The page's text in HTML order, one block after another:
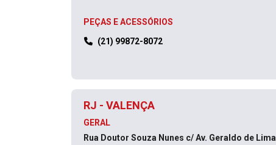
PEÇAS E ACESSÓRIOS
(21) 99872-8072
RJ - VALENÇA
GERAL
Rua Doutor Souza Nunes c/ Av. Geraldo de Lima